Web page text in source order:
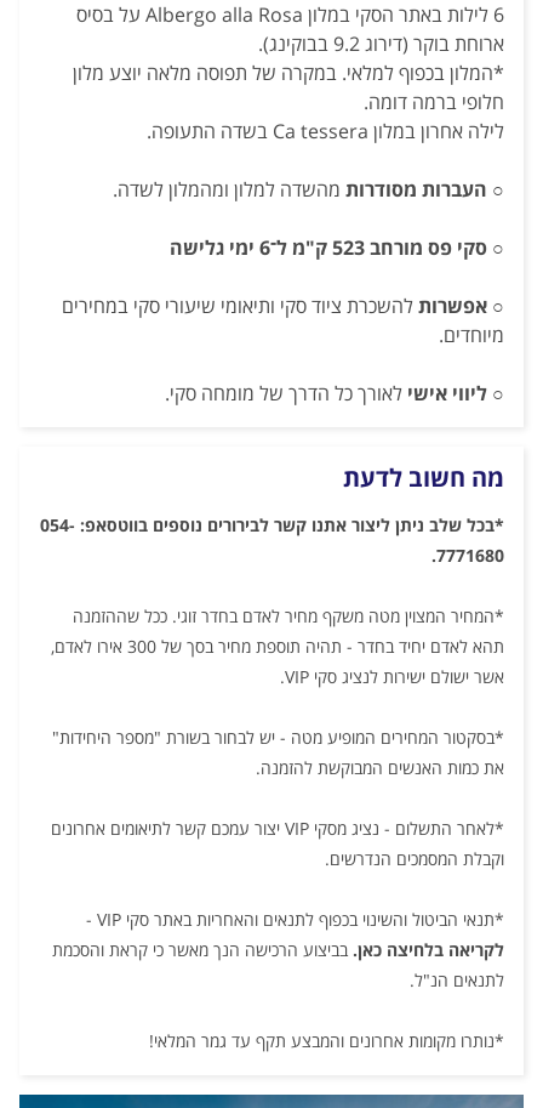
6 לילות באתר הסקי במלון Albergo alla Rosa על בסיס
ארוחת בוקר (דירוג 9.2 בבוקינג).
*המלון בכפוף למלאי. במקרה של תפוסה מלאה יוצע מלון
חלופי ברמה דומה.
לילה אחרון במלון Ca tessera בשדה התעופה.
○ העברות מסודרות מהשדה למלון ומהמלון לשדה.
○ סקי פס מורחב 523 ק"מ ל־6 ימי גלישה
○ אפשרותלהשכרת ציוד סקי ותיאומי שיעורי סקי במחירים
מיוחדים.
○ ליווי אישי לאורך כל הדרך של מומחה סקי.
מה חשוב לדעת
*בכל שלב ניתן ליצור אתנו קשר לבירורים נוספים בווטסאפ: 054-
7771680.
*המחיר המצוין מטה משקף מחיר לאדם בחדר זוגי. ככל שההזמנה
תהא לאדם יחיד בחדר - תהיה תוספת מחיר בסך של 300 אירו לאדם,
אשר ישולם ישירות לנציג סקי VIP.
*בסקטור המחירים המופיע מטה - יש לבחור בשורת "מספר היחידות"
את כמות האנשים המבוקשת להזמנה.
*לאחר התשלום - נציג מסקי VIP יצור עמכם קשר לתיאומים אחרונים
וקבלת המסמכים הנדרשים.
*תנאי הביטול והשינוי בכפוף לתנאים והאחריות באתר סקי VIP -
לקריאה בלחיצה כאן. בביצוע הרכישה הנך מאשר כי קראת והסכמת
לתנאים הנ"ל.
*נותרו מקומות אחרונים והמבצע תקף עד גמר המלאי!